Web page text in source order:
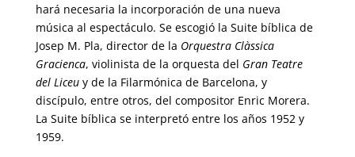
hará necesaria la incorporación de una nueva
música al espectáculo. Se escogió la Suite bíblica de
Josep M. Pla, director de la Orquestra Clàssica
Gracienca, violinista de la orquesta del Gran Teatre
del Liceuy de la Filarmónica de Barcelona, y
discípulo, entre otros, del compositor Enric Morera.
La Suite bíblica se interpretó entre los años 1952 y
1959.